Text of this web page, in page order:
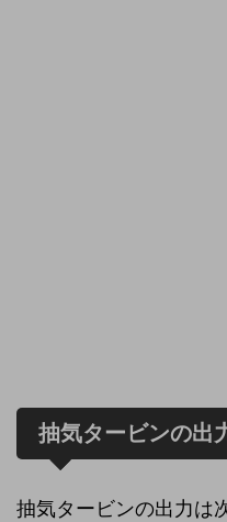
抽気タービンの出
抽気タービンの出力は